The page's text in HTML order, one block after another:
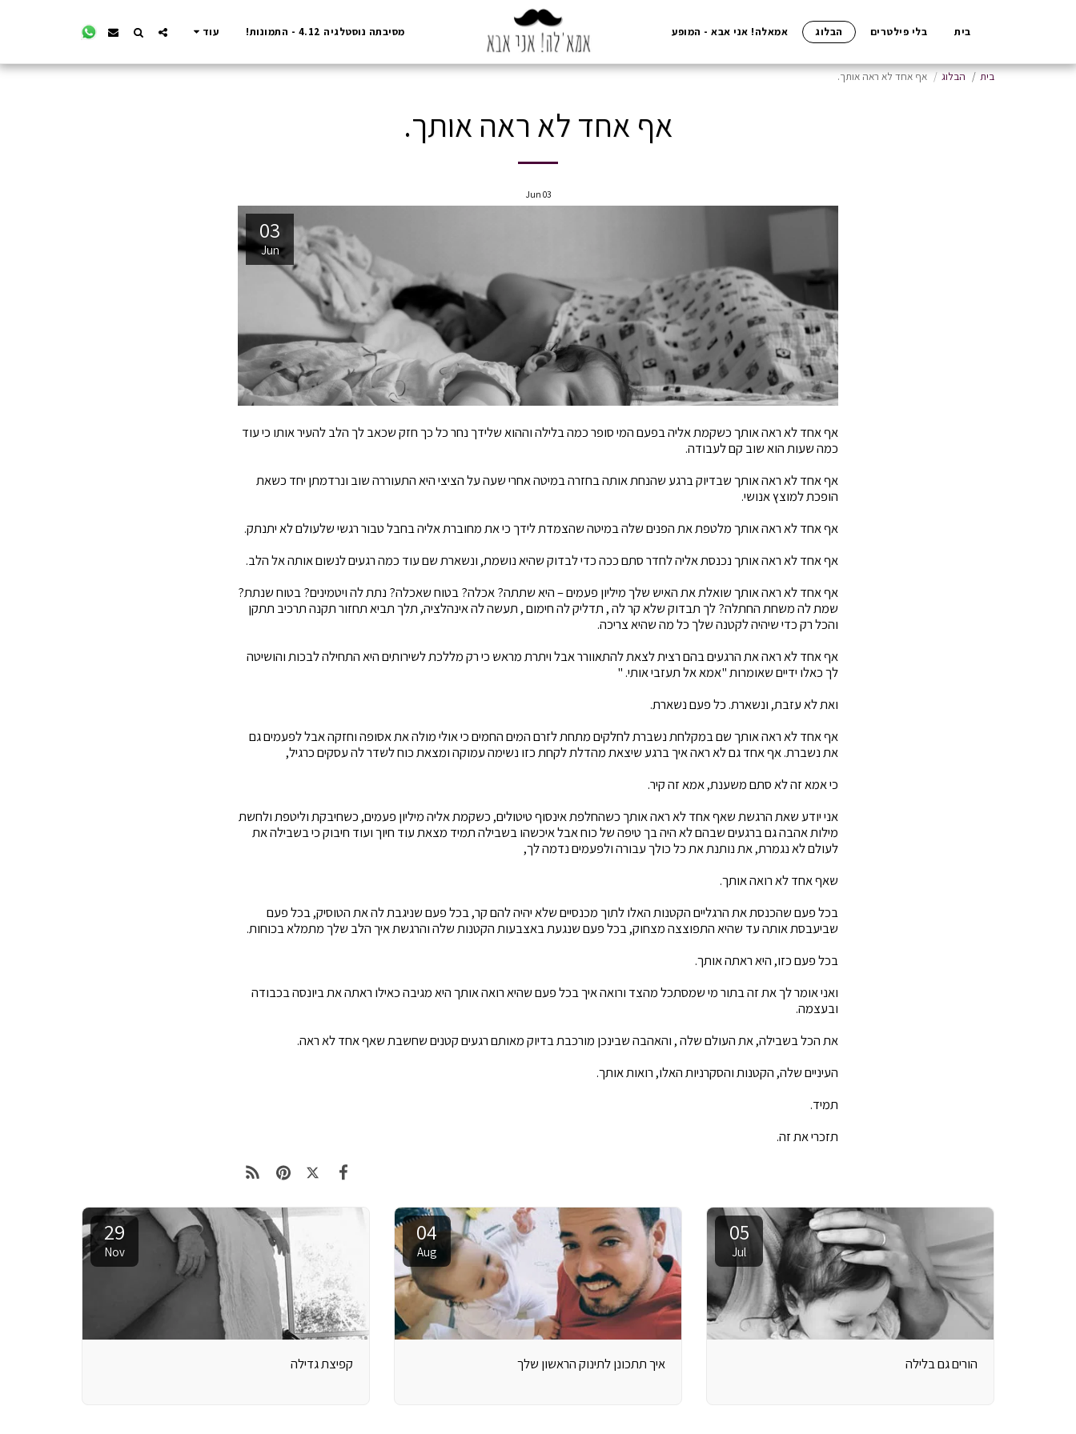
בית בלי פילטרים הבלוג אמאלה! אני אבא - המופע מסיבתה נוסטלגיה 4.12 - התמונות! עוד
בית הבלוג אף אחד לא ראה אותך.
אף אחד לא ראה אותך.
03
Jun
03
Jun
אף אחד לא ראה אותך כשקמת אליה בפעם המי סופר כמה בלילה וההוא שלידך נחר כל כך חזק שכאב לך הלב להעיר אותו כי עוד
כמה שעות הוא שוב קם לעבודה.
אף אחד לא ראה אותך שבדיוק ברגע שהנחת אותה בחזרה במיטה אחרי שעה על הציצי היא התעוררה שוב ונרדמתן יחד כשאת
הופכת למוצץ אנושי.
אף אחד לא ראה אותך מלטפת את הפנים שלה במיטה שהצמדת לידך כי את מחוברת אליה בחבל טבור רגשי שלעולם לא יתנתק.
אף אחד לא ראה אותך נכנסת אליה לחדר סתם ככה כדי לבדוק שהיא נושמת, ונשארת שם עוד כמה רגעים לנשום אותה אל הלב.
אף אחד לא ראה אותך שואלת את האיש שלך מיליון פעמים – היא שתתה? אכלה? בטוח שאכלה? נתת לה ויטמינים? בטוח שנתת?
שמת לה משחת החתלה? לך תבדוק שלא קר לה , תדליק לה חימום , תעשה לה אינהלציה, תלך תביא תחזור תקנה תרכיב תתקן
והכל רק כדי שיהיה לקטנה שלך כל מה שהיא צריכה.
אף אחד לא ראה את הרגעים בהם רצית לצאת להתאוורר אבל ויתרת מראש כי רק מללכת לשירותים היא התחילה לבכות והושיטה
לך כאלו ידיים שאומרות "אמא אל תעזבי אותי. "
ואת לא עזבת, ונשארת. כל פעם נשארת.
אף אחד לא ראה אותך שם במקלחת נשברת לחלקים מתחת לזרם המים החמים כי אולי מולה את אסופה וחזקה אבל לפעמים גם
את נשברת. אף אחד גם לא ראה איך ברגע שיצאת מהדלת לקחת כזו נשימה עמוקה ומצאת כוח לשדר לה עסקים כרגיל,
כי אמא זה לא סתם משענת, אמא זה קיר.
אני יודע שאת הרגשת שאף אחד לא ראה אותך כשהחלפת אינסוף טיטולים, כשקמת אליה מיליון פעמים, כשחיבקת וליטפת ולחשת
מילות אהבה גם ברגעים שבהם לא היה בך טיפה של כוח אבל איכשהו בשבילה תמיד מצאת עוד חיוך ועוד חיבוק כי בשבילה את
לעולם לא נגמרת, את נותנת את כל כולך עבורה ולפעמים נדמה לך,
שאף אחד לא רואה אותך.
בכל פעם שהכנסת את הרגליים הקטנות האלו לתוך מכנסיים שלא יהיה להם קר, בכל פעם שניגבת לה את הטוסיק, בכל פעם
שביעבסת אותה עד שהיא התפוצצה מצחוק, בכל פעם שנגעת באצבעות הקטנות שלה והרגשת איך הלב שלך מתמלא בכוחות.
בכל פעם כזו, היא ראתה אותך.
ואני אומר לך את זה בתור מי שמסתכל מהצד ורואה איך בכל פעם שהיא רואה אותך היא מגיבה כאילו ראתה את ביונסה בכבודה
ובעצמה.
את הכל בשבילה, את העולם שלה , והאהבה שבינכן מורכבת בדיוק מאותם רגעים קטנים שחשבת שאף אחד לא ראה.
העיניים שלה, הקטנות והסקרניות האלו, רואות אותך.
תמיד.
תזכרי את זה.
05
Jul
הורים גם בלילה
04
Aug
איך תתכונן לתינוק הראשון שלך
29
Nov
קפיצת גדילה